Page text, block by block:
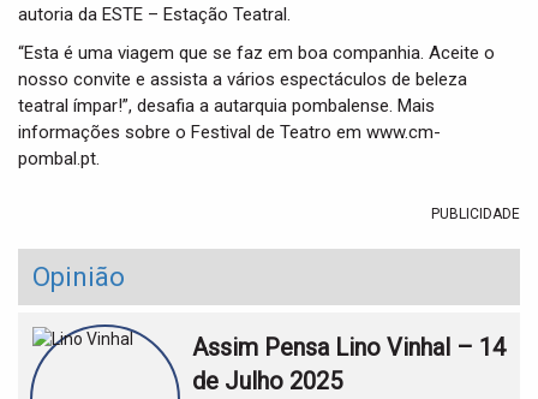
autoria da ESTE – Estação Teatral.
“Esta é uma viagem que se faz em boa companhia. Aceite o
nosso convite e assista a vários espectáculos de beleza
teatral ímpar!”, desafia a autarquia pombalense. Mais
informações sobre o Festival de Teatro em www.cm-
pombal.pt.
PUBLICIDADE
Opinião
Assim Pensa Lino Vinhal – 14
de Julho 2025